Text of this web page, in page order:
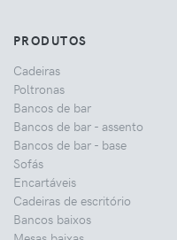
PRODUTOS
Cadeiras
Poltronas
Bancos de bar
Bancos de bar - assento
Bancos de bar - base
Sofás
Encartáveis
Cadeiras de escritório
Bancos baixos